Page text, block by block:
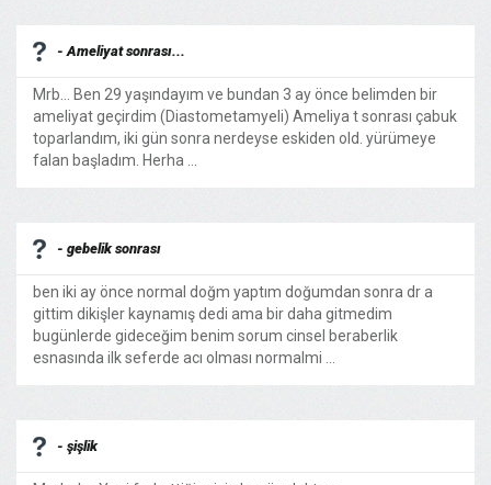
- Ameliyat sonrası...
Mrb... Ben 29 yaşındayım ve bundan 3 ay önce belimden bir
ameliyat geçirdim (Diastometamyeli) Ameliya t sonrası çabuk
toparlandım, iki gün sonra nerdeyse eskiden old. yürümeye
falan başladım. Herha ...
- gebelik sonrası
ben iki ay önce normal doğm yaptım doğumdan sonra dr a
gittim dikişler kaynamış dedi ama bir daha gitmedim
bugünlerde gideceğim benim sorum cinsel beraberlik
esnasında ilk seferde acı olması normalmi ...
- şişlik